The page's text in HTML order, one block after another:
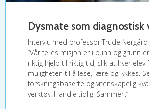
Dysmate som diagnostisk
Intervju med professor Trude
“Vår felles misjon er i bunn og grunn
riktig hjelp til riktig tid, slik at hver elev
muligheten til å lese, lære og lykkes.
forskningsbaserte og vitenskapelig
verktøy. Handle tidlig. Sammen.”